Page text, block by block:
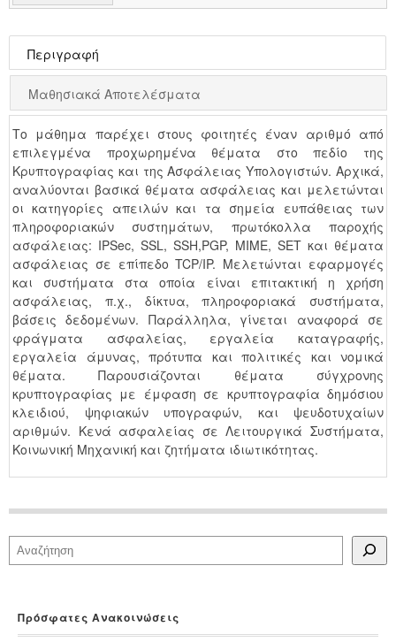
Περιγραφή
Μαθησιακά Αποτελέσματα
Το μάθημα παρέχει στους φοιτητές έναν αριθμό από
επιλεγμένα προχωρημένα θέματα στο πεδίο της
Κρυπτογραφίας και της Ασφάλειας Υπολογιστών. Αρχικά,
αναλύονται βασικά θέματα ασφάλειας και μελετώνται
οι κατηγορίες απειλών και τα σημεία ευπάθειας των
πληροφοριακών συστημάτων, πρωτόκολλα παροχής
ασφάλειας: IPSec, SSL, SSH,PGP, MIME, SET και θέματα
ασφάλειας σε επίπεδο TCP/IP. Μελετώνται εφαρμογές
και συστήματα στα οποία είναι επιτακτική η χρήση
ασφάλειας, π.χ., δίκτυα, πληροφοριακά συστήματα,
βάσεις δεδομένων. Παράλληλα, γίνεται αναφορά σε
φράγματα ασφαλείας, εργαλεία καταγραφής,
εργαλεία άμυνας, πρότυπα και πολιτικές και νομικά
θέματα. Παρουσιάζονται θέματα σύγχρονης
κρυπτογραφίας με έμφαση σε κρυπτογραφία δημόσιου
κλειδιού, ψηφιακών υπογραφών, και ψευδοτυχαίων
αριθμών. Κενά ασφαλείας σε Λειτουργικά Συστήματα,
Κοινωνική Μηχανική και ζητήματα ιδιωτικότητας.
Αναζήτηση
Πρόσφατες Ανακοινώσεις